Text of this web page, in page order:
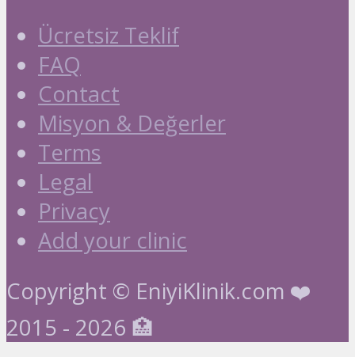
Ücretsiz Teklif
FAQ
Contact
Misyon & Değerler
Terms
Legal
Privacy
Add your clinic
Copyright © EniyiKlinik.com ❤️
2015 - 2026 🏥